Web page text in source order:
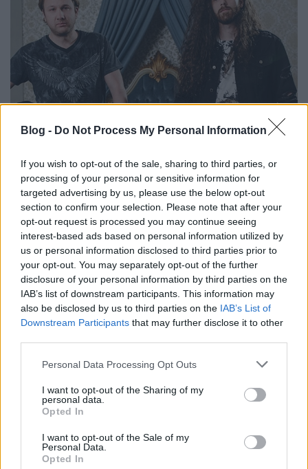
Blog - Do Not Process My Personal Information
If you wish to opt-out of the sale, sharing to third parties, or
processing of your personal or sensitive information for
targeted advertising by us, please use the below opt-out
section to confirm your selection. Please note that after your
opt-out request is processed you may continue seeing
interest-based ads based on personal information utilized by
us or personal information disclosed to third parties prior to
your opt-out. You may separately opt-out of the further
disclosure of your personal information by third parties on the
IAB’s list of downstream participants. This information may
also be disclosed by us to third parties on the IAB’s List of
Downstream Participants that may further disclose it to other
Please note that this website/app uses one or more Google
not limited to your visit or usage behaviour. You may click to
grant or deny consent to Google and its third-party tags to
use your data for below specified purposes in below Google
consent section.
Personal Data Processing Opt Outs
I want to opt-out of the Sharing of my
personal data.
Opted In
I want to opt-out of the Sale of my
Personal Data.
Opted In
Budapestre jön a Delain!
Jurancsik Eszter•2023. július 31.
leszámítva az összes tag elhagyta a hollandDelain
fedélzetét - a csapaton belüli ...